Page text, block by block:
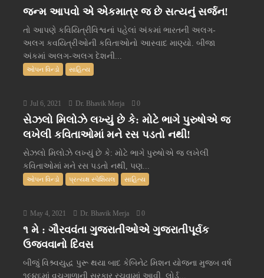
જન્મ આપવો એ એકમાત્ર જ છે સત્યનું સર્જન!
તો આપણે કવિયિત્રીવિશ્વનાં પહેલાં અંકમાં ભારતની અલગ-
અલગ કવયિત્રીઓની કવિતાઓનો આસ્વાદ માણ્યો. બીજા
અંકમાં અલગ-અલગ દેશની...
ઓપન વિન્ડો સાહિત્ય
Jul 6, 2021 Dr. Bhavik Merja 0
સેઝલો મિલોઝે લખ્યું છે કે: મોટે ભાગે પુરુષોએ જ
લખેલી કવિતાઓમાં મને રસ પડતો નથી!
સેઝલો મિલોઝે લખ્યું છે કે: મોટે ભાગે પુરુષોએ જ લખેલી
કવિતાઓમાં મને રસ પડતો નથી, પણ...
ઓપન વિન્ડો પ્રત્યક્ષ સ્પેશિયલ સાહિત્ય
May 4, 2021 Dr. Bhavik Merja 0
૧ મે : ગૌરવવંતા ગુજરાતીઓએ ગુજરાતીપૂર્વક
ઉજવવાનો દિવસ
બીજું વિશ્ર્વયુદ્ધ પુરૂ થયા બાદ કેબિનેટ મિશન યોજના મુજબ વર્ષ
૧૯૪૬માં વચગાળાની સરકાર રચવામાં આવી. લોર્ડ...